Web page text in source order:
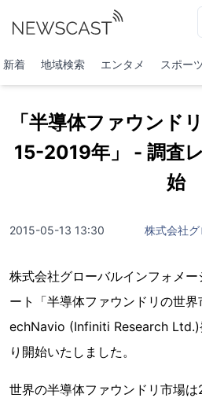
新着 地域検索 エンタメ スポー
「半導体ファウンド
15-2019年」 - 調査
始
2015-05-13 13:30 株式会社
株式会社グローバルインフォメ
ート「半導体ファウンドリの世
echNavio (Infiniti Research Ltd.)
り開始いたしました。
世界の半導体ファウンドリ市場